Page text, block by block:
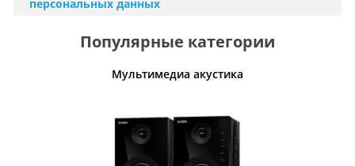
персональных данных
Популярные категории
Мультимедиа акустика